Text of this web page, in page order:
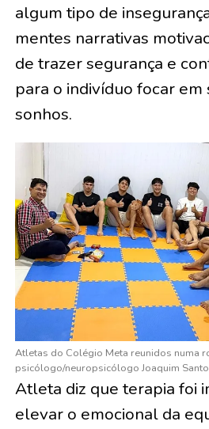
algum tipo de
mentes narrativas
de trazer segurança e
para o indivíduo focar em
sonhos.
Atletas do Colégio Meta reunidos numa
psicólogo/neuropsicólogo Joaquim
Atleta diz que terapia foi
elevar o emocional da